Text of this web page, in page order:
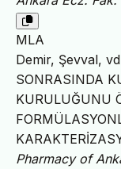
MLA
Demir, Şevval,
SONRASINDA
KURULUĞUNU
Pharmacy of